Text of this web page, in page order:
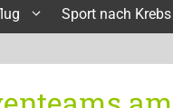
Sport nach Krebs